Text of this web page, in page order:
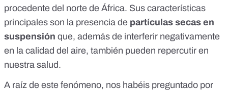
procedente del norte de África. Sus características
principales son la presencia de partículas secas en
suspensión que, además de interferir negativamente
en la calidad del aire, también pueden repercutir en
nuestra salud.
A raíz de este fenómeno, nos habéis preguntado por